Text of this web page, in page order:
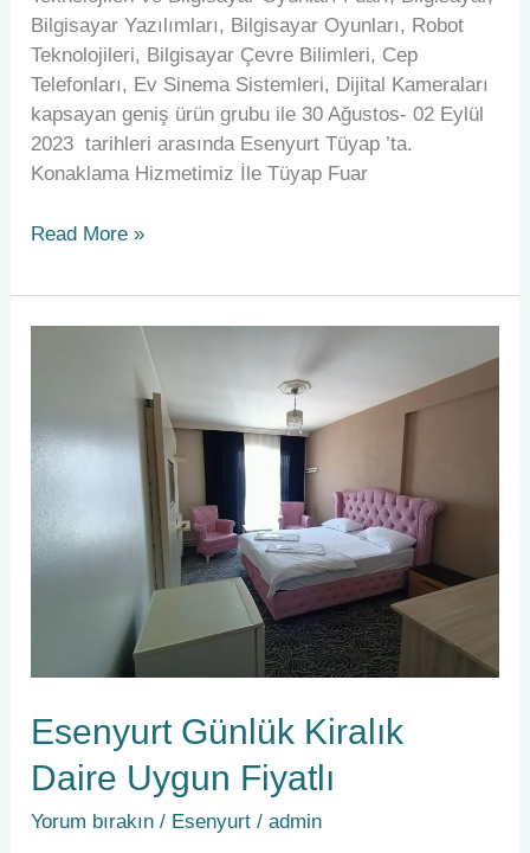
Bilgisayar Yazılımları, Bilgisayar Oyunları, Robot
Teknolojileri, Bilgisayar Çevre Bilimleri, Cep
Telefonları, Ev Sinema Sistemleri, Dijital Kameraları
kapsayan geniş ürün grubu ile 30 Ağustos- 02 Eylül
2023 tarihleri arasında Esenyurt Tüyap ’ta.
Konaklama Hizmetimiz İle Tüyap Fuar
Read More »
Esenyurt Günlük Kiralık
Daire Uygun Fiyatlı
Yorum bırakın / Esenyurt /admin
Daire
Uygun